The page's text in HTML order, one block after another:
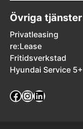
Övriga tjänster
Privatleasing
re:Lease
Fritidsverkstad
Hyundai Service 5+
Facebook
Instagram
LinkedIn